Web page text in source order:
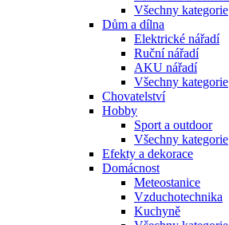
Všechny kategorie
Dům a dílna
Elektrické nářadí
Ruční nářadí
AKU nářadí
Všechny kategorie
Chovatelství
Hobby
Sport a outdoor
Všechny kategorie
Efekty a dekorace
Domácnost
Meteostanice
Vzduchotechnika
Kuchyně